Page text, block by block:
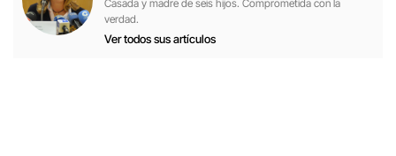
Casada y madre de seis hijos. Comprometida con la
verdad.
Ver todos sus artículos